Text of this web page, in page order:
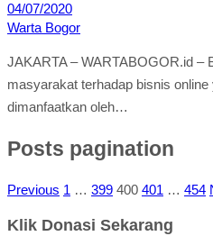
04/07/2020
Warta Bogor
JAKARTA – WARTABOGOR.id –
masyarakat terhadap bisnis
dimanfaatkan oleh…
Posts pagination
Previous 1 … 399 400 401 … 454
Klik Donasi Sekarang